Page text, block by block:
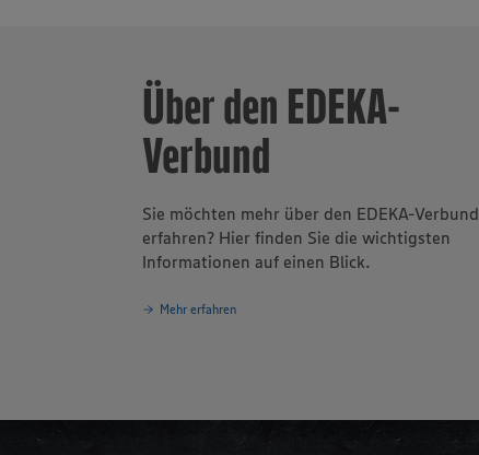
Über den EDEKA-
Verbund
Sie möchten mehr über den EDEKA-Verbund
erfahren? Hier finden Sie die wichtigsten
Informationen auf einen Blick.
Mehr erfahren